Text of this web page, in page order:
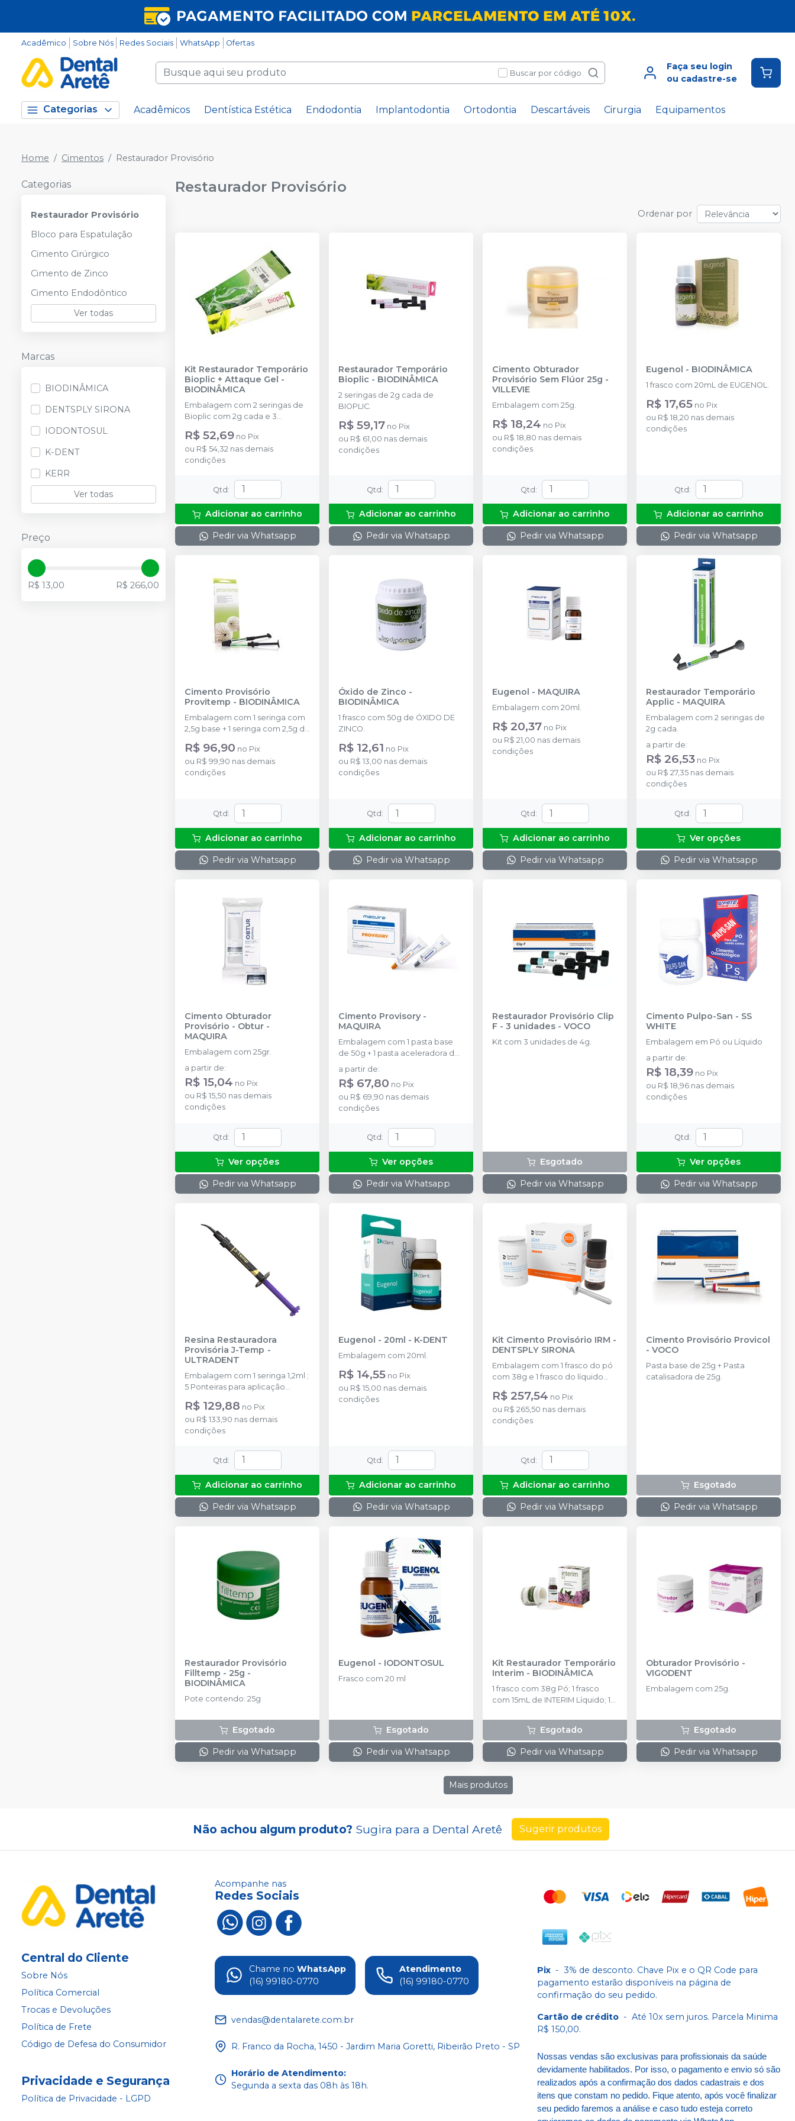
Acadêmico Sobre Nós Redes Sociais WhatsApp Ofertas
Buscar por código
Faça seu login
ou cadastre-se
Categorias Acadêmicos Dentística Estética Endodontia Implantodontia Ortodontia Descartáveis Cirurgia Equipamentos
Home Cimentos Restaurador Provisório
Categorias
Restaurador Provisório
Bloco para Espatulação
Cimento Cirúrgico
Cimento de Zinco
Cimento Endodôntico
Ver todas
Marcas
BIODINÂMICA
DENTSPLY SIRONA
IODONTOSUL
K-DENT
KERR
Ver todas
Preço
R$ 13,00 R$ 266,00
Restaurador Provisório
Ordenar por
Kit Restaurador Temporário
Bioplic + Attaque Gel -
BIODINÂMICA
Embalagem com 2 seringas de
Bioplic com 2g cada e 3
seringas de Attaque Gel à 37%
com 3g cada.
R$ 52,69 no Pix
ou R$ 54,32 nas demais
condições
Qtd:
Adicionar ao carrinho
Pedir via Whatsapp
Restaurador Temporário
Bioplic - BIODINÂMICA
2 seringas de 2g cada de
BIOPLIC.
R$ 59,17 no Pix
ou R$ 61,00 nas demais
condições
Qtd:
Adicionar ao carrinho
Pedir via Whatsapp
Cimento Obturador
Provisório Sem Flúor 25g -
VILLEVIE
Embalagem com 25g.
R$ 18,24 no Pix
ou R$ 18,80 nas demais
condições
Qtd:
Adicionar ao carrinho
Pedir via Whatsapp
Eugenol - BIODINÂMICA
1 frasco com 20mL de EUGENOL.
R$ 17,65 no Pix
ou R$ 18,20 nas demais
condições
Qtd:
Adicionar ao carrinho
Pedir via Whatsapp
Cimento Provisório
Provitemp - BIODINÂMICA
Embalagem com 1 seringa com
2,5g base + 1 seringa com 2,5g de
Catalisador e 6 bicos
aplicadores.
R$ 96,90 no Pix
ou R$ 99,90 nas demais
condições
Qtd :
Adicionar ao carrinho
Pedir via Whatsapp
Óxido de Zinco -
BIODINÂMICA
1 frasco com 50g de ÓXIDO DE
ZINCO.
R$ 12,61 no Pix
ou R$ 13,00 nas demais
condições
Qtd :
Adicionar ao carrinho
Pedir via Whatsapp
Eugenol - MAQUIRA
Embalagem com 20ml.
R$ 20,37 no Pix
ou R$ 21,00 nas demais
condições
Qtd :
Adicionar ao carrinho
Pedir via Whatsapp
Restaurador Temporário
Applic - MAQUIRA
Embalagem com 2 seringas de
2g cada.
a partir de:
R$ 26,53 no Pix
ou R$ 27,35 nas demais
condições
Qtd :
Ver opções
Pedir via Whatsapp
Cimento Obturador
Provisório - Obtur -
MAQUIRA
Embalagem com 25gr.
a partir de:
R$ 15,04 no Pix
ou R$ 15,50 nas demais
condições
Qtd :
Ver opções
Pedir via Whatsapp
Cimento Provisory-
MAQUIRA
Embalagem com 1 pasta base
de 50g + 1 pasta aceleradora de
15g e 1 bloco de espatulação.
a partir de:
R$ 67,80 no Pix
ou R$ 69,90 nas demais
condições
Qtd :
Ver opções
Pedir via Whatsapp
Restaurador Provisório Clip
F - 3 unidades - VOCO
Kit com 3 unidades de 4g.
Esgotado
Pedir via Whatsapp
Cimento Pulpo-San - SS
WHITE
Embalagem em Pó ou Líquido
a partir de:
R$ 18,39 no Pix
ou R$ 18,96 nas demais
condições
Qtd :
Ver opções
Pedir via Whatsapp
Resina Restauradora
Provisória J-Temp -
ULTRADENT
Embalagem com 1 seringa 1,2ml ;
5 Ponteiras para aplicação
(Black Mini Tip).
R$ 129,88 no Pix
ou R$ 133,90 nas demais
condições
Qtd :
Adicionar ao carrinho
Pedir via Whatsapp
Eugenol - 20ml - K-DENT
Embalagem com 20ml.
R$ 14,55 no Pix
ou R$ 15,00 nas demais
condições
Qtd :
Adicionar ao carrinho
Pedir via Whatsapp
Kit Cimento Provisório IRM -
DENTSPLY SIRONA
Embalagem com 1 frasco do pó
com 38g e 1 frasco do líquido
com 15ml.
R$ 257,54 no Pix
ou R$ 265,50 nas demais
condições
Qtd :
Adicionar ao carrinho
Pedir via Whatsapp
Cimento Provisório Provicol
- VOCO
Pasta base de 25g + Pasta
catalisadora de 25g.
Esgotado
Pedir via Whatsapp
Restaurador Provisório
Filltemp - 25g -
BIODINÂMICA
Pote contendo: 25g
Esgotado
Pedir via Whatsapp
Eugenol - IODONTOSUL
Frasco com 20 ml
Esgotado
Pedir via Whatsapp
Kit Restaurador Temporário
Interim - BIODINÂMICA
1 frasco com 38g Pó; 1 frasco
com 15mL de INTERIM Líquido; 1
Esgotado
Pedir via Whatsapp
Obturador Provisório -
VIGODENT
Embalagem com 25g.
Esgotado
Pedir via Whatsapp
Mais produtos
Não achou algum produto? Sugira para a Dental Aretê Sugerir produtos
Central do Cliente
Sobre Nós
Política Comercial
Trocas e Devoluções
Política de Frete
Código de Defesa do Consumidor
Privacidade e Segurança
Política de Privacidade - LGPD
Acompanhe nas
Redes Sociais
Chame no WhatsApp
(16) 99180-0770
Atendimento
(16) 99180-0770
vendas@dentalarete.com.br
R. Franco da Rocha, 1450 - Jardim Maria Goretti, Ribeirão Preto - SP
Horário de Atendimento:
Segunda a sexta das 08h às 18h.
Pix - 3% de desconto. Chave Pix e o QR Code para
pagamento estarão disponíveis na página de
confirmação do seu pedido.
Cartão de crédito - Até 10x sem juros. Parcela Minima
R$ 150,00.
Nossas vendas são exclusivas para profissionais da saúde
devidamente habilitados. Por isso, o pagamento e envio só são
realizados após a confirmação dos dados cadastrais e dos
itens que constam no pedido. Fique atento, após você finalizar
seu pedido faremos a análise e caso tudo esteja correto